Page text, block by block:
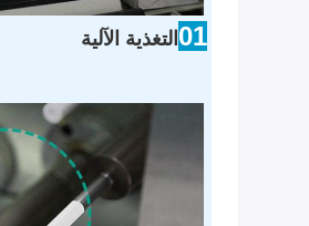
01 التغذية الآلية